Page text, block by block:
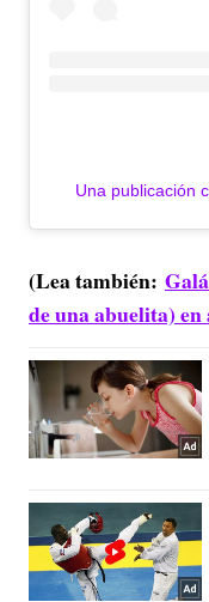
Una publicación
(Lea también:
de una abuelita) en